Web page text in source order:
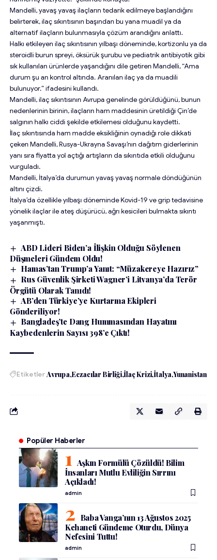
Mandelli, yavaş yavaş ilaçların tedarik edilmeye başlandığını
belirterek, ilaç sıkıntısının başından bu yana muadil ya da
alternatif ilaçların bulunmasıyla çözüm arandığını anlattı.
Halkı etkileyen ilaç sıkıntısının yılbaşı döneminde, kortizonlu ya da
steroidli burun spreyi, öksürük şurubu ve pediatrik antibiyotik gibi
sık kullanılan ürünlerde yaşandığını dile getiren Mandelli, “Ama
durum şu an kontrol altında. Aranılan ilaç ya da muadili
bulunuyor.” ifadesini kullandı.
Mandelli, ilaç sıkıntısının Avrupa genelinde görüldüğünü, bunun
nedenlerinin birinin, ilaçların ham maddesinin üretildiği Çin’de
salgının halkı ciddi şekilde etkilemesi olduğunu kaydetti.
İlaç sıkıntısında ham madde eksikliğinin oynadığı role dikkati
çeken Mandelli, Rusya-Ukrayna Savaşı’nın dağıtım giderlerinin
yanı sıra fiyatta yol açtığı artışların da sıkıntıda etkili olduğunu
vurguladı.
Mandelli, İtalya’da durumun yavaş yavaş normale döndüğünün
altını çizdi.
İtalya’da özellikle yılbaşı döneminde Kovid-19 ve grip tedavisine
yönelik ilaçlar ile ateş düşürücü, ağrı kesicileri bulmakta sıkıntı
yaşanmıştı.
ABD Lideri Biden’a İlişkin Olduğu Söylenen
Düşmeleri Gündem Oldu!
Hamas’tan Trump’a Yanıt: “Müzakereye Hazırız”
Rus Güvenlik Şirketi Wagner’i Litvanya’da Terör
Örgütü Olarak Tanıdı!
AB’den Türkiye’ye Kurtarma Ekipleri
Gönderiliyor!
Bangladeş’te Dang Hummasından Hayatını
Kaybedenlerin Sayısı 398’e Çıktı!
EtiketlerAvrupa Eczacılar Birliği İlaç Krizi İtalya Yunanistan
Popüler Haberler
Aşkın Formülü Çözüldü! Bilim
İnsanları Mutlu Evliliğin Sırrını
Açıkladı!
admin
Baba Vanga’nın 13 Ağustos 2025
Kehaneti Gündeme Oturdu, Dünya
Nefesini Tuttu!
admin